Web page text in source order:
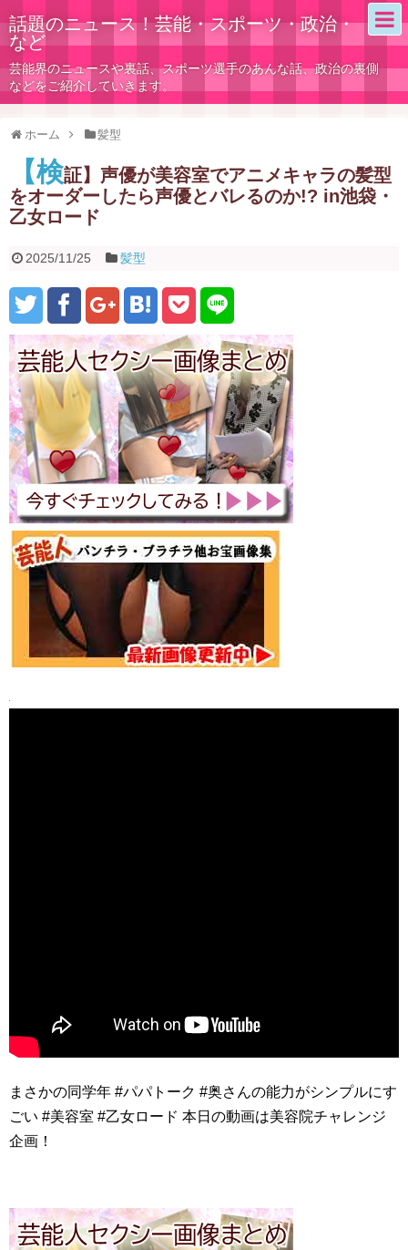
話題のニュース！芸能・スポーツ・政治・
など
芸能界のニュースや裏話、スポーツ選手のあんな話、政治の裏側
などをご紹介していきます。
ホーム 髪型
【検証】声優が美容室でアニメキャラの髪型
をオーダーしたら声優とバレるのか!? in池袋・
乙女ロード
2025/11/25 髪型
まさかの同学年 #パパトーク #奥さんの能力がシンプルにす
ごい #美容室 #乙女ロード 本日の動画は美容院チャレンジ
企画！